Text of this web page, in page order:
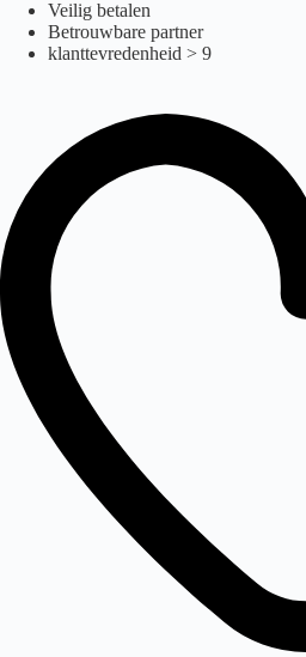
naar
Veilig betalen
Betrouwbare partner
klanttevredenheid > 9